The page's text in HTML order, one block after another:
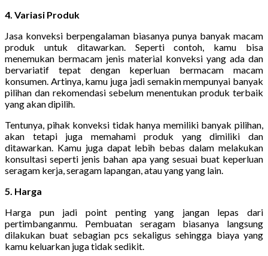
4. Variasi Produk
Jasa konveksi berpengalaman biasanya punya banyak macam
produk untuk ditawarkan. Seperti contoh, kamu bisa
menemukan bermacam jenis material konveksi yang ada dan
bervariatif tepat dengan keperluan bermacam macam
konsumen. Artinya, kamu juga jadi semakin mempunyai banyak
pilihan dan rekomendasi sebelum menentukan produk terbaik
yang akan dipilih.
Tentunya, pihak konveksi tidak hanya memiliki banyak pilihan,
akan tetapi juga memahami produk yang dimiliki dan
ditawarkan. Kamu juga dapat lebih bebas dalam melakukan
konsultasi seperti jenis bahan apa yang sesuai buat keperluan
seragam kerja, seragam lapangan, atau yang yang lain.
5. Harga
Harga pun jadi point penting yang jangan lepas dari
pertimbanganmu. Pembuatan seragam biasanya langsung
dilakukan buat sebagian pcs sekaligus sehingga biaya yang
kamu keluarkan juga tidak sedikit.